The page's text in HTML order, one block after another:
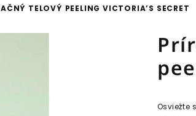
TELOVÝ PEELING VICTORIA’S SECRET
Osviežte